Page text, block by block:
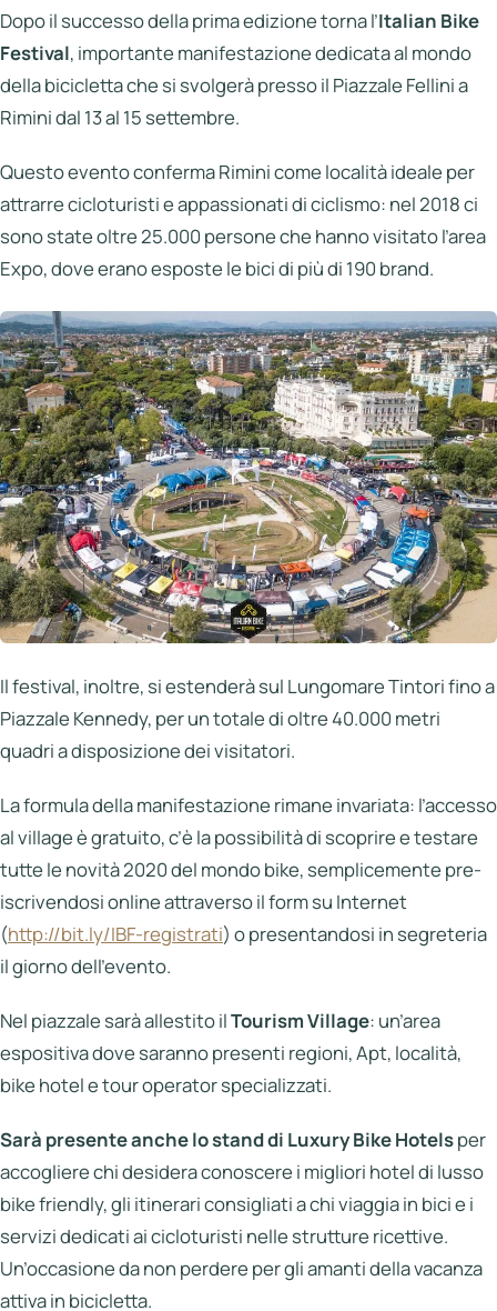
Italia
Northen
Italy
Center
Souther
Italy
Hotels
Unisciti
a
LBH
Login
Dopo il successo della prima edizione torna l’Italian Bike
Festival, importante manifestazione dedicata al mondo
della bicicletta che si svolgerà presso il Piazzale Fellini a
Rimini dal 13 al 15 settembre.
Questo evento conferma Rimini come località ideale per
attrarre cicloturisti e appassionati di ciclismo: nel 2018 ci
sono state oltre 25.000 persone che hanno visitato l’area
Expo, dove erano esposte le bici di più di 190 brand.
Il festival, inoltre, si estenderà sul Lungomare Tintori fino a
Piazzale Kennedy, per un totale di oltre 40.000 metri
quadri a disposizione dei visitatori.
La formula della manifestazione rimane invariata: l’accesso
al village è gratuito, c’è la possibilità di scoprire e testare
tutte le novità 2020 del mondo bike, semplicemente pre-
iscrivendosi online attraverso il form su Internet
(http://bit.ly/IBF-registrati) o presentandosi in segreteria
il giorno dell’evento.
Nel piazzale sarà allestito ilTourism Village: un’area
espositiva dove saranno presenti regioni, Apt, località,
bike hotel e tour operator specializzati.
Sarà presente anche lo stand di Luxury Bike Hotelsper
accogliere chi desidera conoscere i migliori hotel di lusso
bike friendly, gli itinerari consigliati a chi viaggia in bici e i
servizi dedicati ai cicloturisti nelle strutture ricettive.
Un’occasione da non perdere per gli amanti della vacanza
attiva in bicicletta.